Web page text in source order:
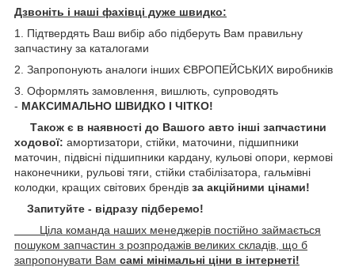
Дзвоніть і наші фахівці дуже швидко:
1. Підтвердять Ваш вибір або підберуть Вам правильну
запчастину за каталогами
2. Запропонують аналоги інших ЄВРОПЕЙСЬКИХ виробників
3. Оформлять замовлення, вишлють, супроводять
- МАКСИМАЛЬНО ШВИДКО І ЧІТКО!
Також є в наявності до Вашого авто інші запчастини
ходової: амортизатори, стійки, маточини, підшипники
маточин, підвісні підшипники кардану, кульові опори, кермові
наконечники, рульові тяги, стійки стабілізатора, гальмівні
колодки, кращих світових брендів за акційними цінами!
Запитуйте - відразу підберемо!
Ціла команда наших менеджерів постійно займається
пошуком запчастин з розпродажів великих складів, що б
запропонувати Вам самі мінімальні ціни в інтернеті!